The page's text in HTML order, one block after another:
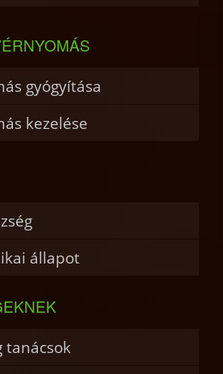
gyógyítása
kezelése
állapot
tanácsok